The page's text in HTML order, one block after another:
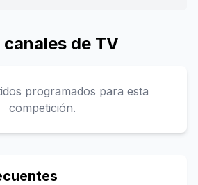
de TV
programados para esta
competición.